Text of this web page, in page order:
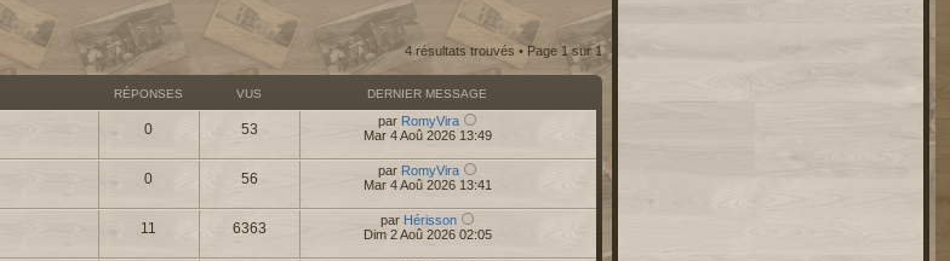
4 résultats trouvés • Page 1sur1
RÉPONSES VUS DERNIER MESSAGE
0 53 par RomyVira
Mar 4 Aoû 2026 13:49
0 56 par RomyVira
Mar 4 Aoû 2026 13:41
11 6363 par Hérisson
Dim 2 Aoû 2026 02:05